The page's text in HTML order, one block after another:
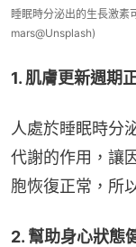
睡眠時分泌出的生長激素
mars@Unsplash)
1. 肌膚更新週期
人處於睡眠時分
代謝的作用，讓
胞恢復正常，所
2. 幫助身心狀態